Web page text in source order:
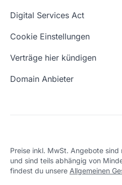
Was ist eine Domain?
Domain Umzug
Wie ist meine IP?
Email Adresse erstellen
Digital Services Act
Cookie Einstellungen
Verträge hier kündigen
Domain Anbieter
Preise inkl. MwSt. Angebote
und sind teils abhängig von
findest du unsere Allgemeinen